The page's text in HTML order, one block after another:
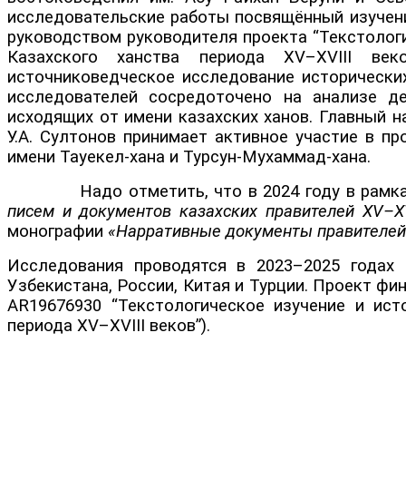
исследовательские работы посвящённый
руководством руководителя проекта
Казахского ханства периода XV–XVIII
источниковедческое исследование
исследователей сосредоточено на анализе
исходящих от имени казахских ханов. Главный
У.А. Султонов принимает активное участие в
имени Тауекел-хана и Турсун-Мухаммад-хана.
Надо отметить, что в 2024 году в рамках
писем и документов казахских правителей
монографии «Нарративные документы
Исследования проводятся в 2023–2025
Узбекистана, России, Китая и Турции. Проект
AR19676930 “Текстологическое изучение и
периода XV–XVIII веков”).